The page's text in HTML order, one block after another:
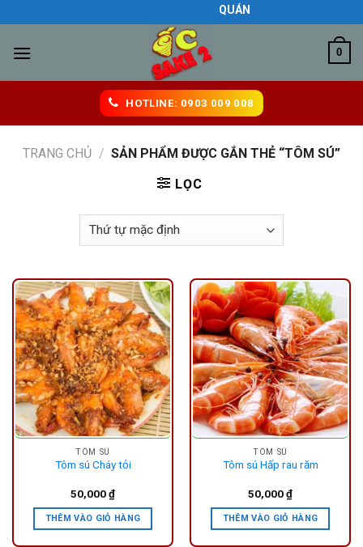
to
content
QUÁN ĂN NGON BIÊN HÒA
0
HOTLINE: 0903 009 008
TRANG CHỦ / SẢN PHẨM ĐƯỢC GẮN THẺ “TÔM SÚ”
LỌC
TÔM SÚ
Tôm sú Cháy tỏi
50,000₫
THÊM VÀO GIỎ HÀNG
TÔM SÚ
Tôm sú Hấp rau răm
50,000₫
THÊM VÀO GIỎ HÀNG